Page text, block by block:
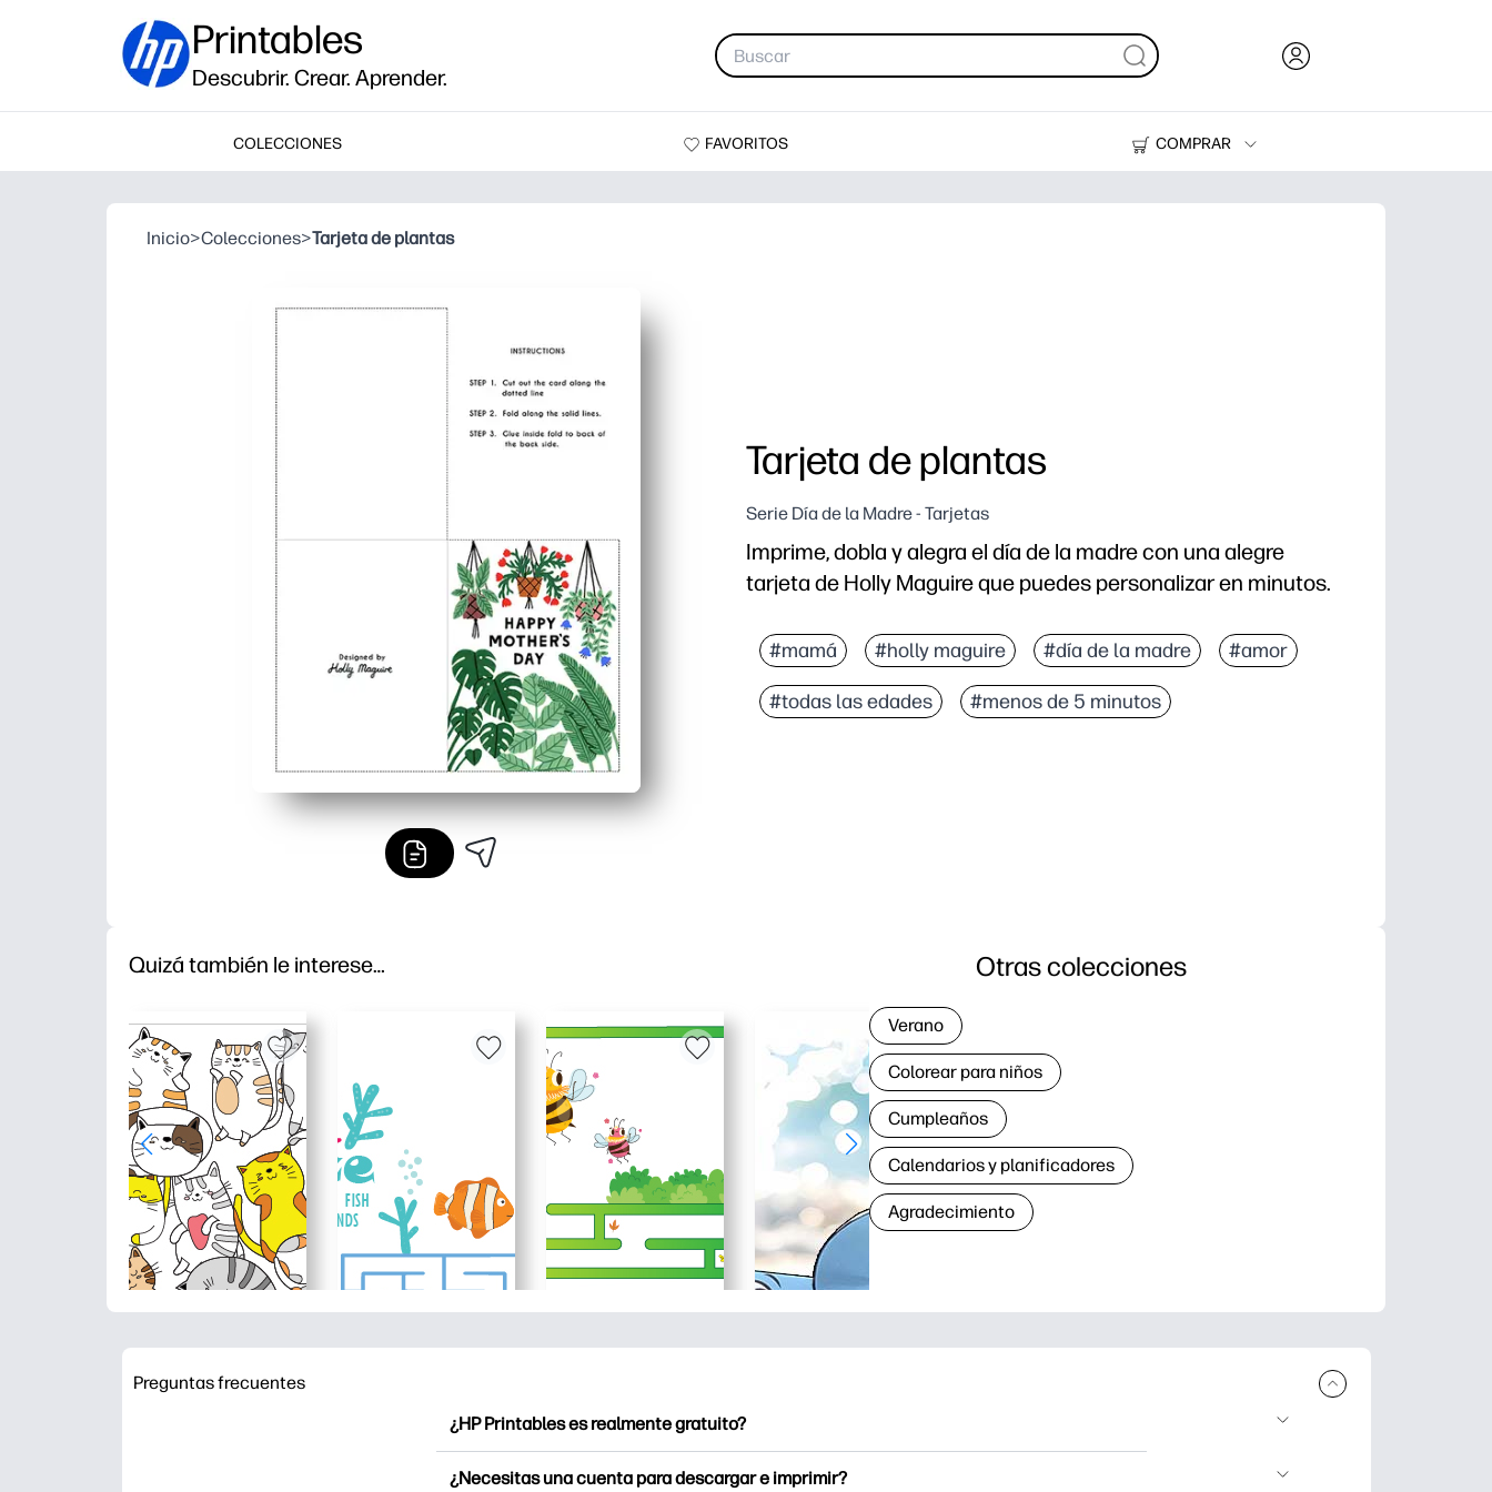
Printables
Descubrir. Crear. Aprender.
COLECCIONES FAVORITOS
COMPRAR
Impresoras
Inicio>Colecciones>Tarjeta de plantas
Tarjeta de plantas
Serie Día de la Madre - Tarjetas
Imprime, dobla y alegra el día de la madre con una alegre
tarjeta de Holly Maguire que puedes personalizar en minutos.
Sin preparación: solo tienes que imprimir en papel o A4, doblarlo y ya está
Apto para niños: tus alumnos o hijos pueden añadir mensajes, garabatos
Un salvavidas de última hora: recibirás una tarjeta pensada y digna de
#mamá #holly maguire #día de la madre #amor
#todas las edades #menos de 5 minutos
Quizá también le interese… Otras colecciones
Verano
Colorear para niños
Cumpleaños
Calendarios y planificadores
Agradecimiento
Preguntas frecuentes
¿HP Printables es realmente gratuito?
¿Necesitas una cuenta para descargar e imprimir?